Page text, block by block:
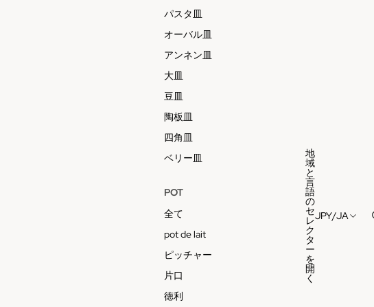
パスタ皿
オーバル皿
アンネン皿
大皿
豆皿
陶板皿
四角皿
ベリー皿
POT
全て
pot de lait
ピッチャー
片口
徳利
地
域
と
言
語
の
セ
レ
ク
タ
ー
を
開
く
JPY/JA